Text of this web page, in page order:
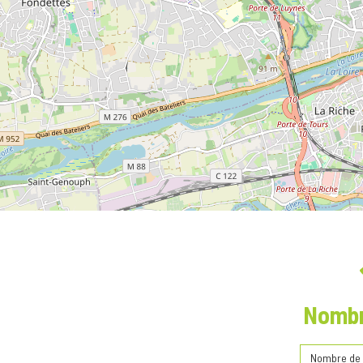
Nombre